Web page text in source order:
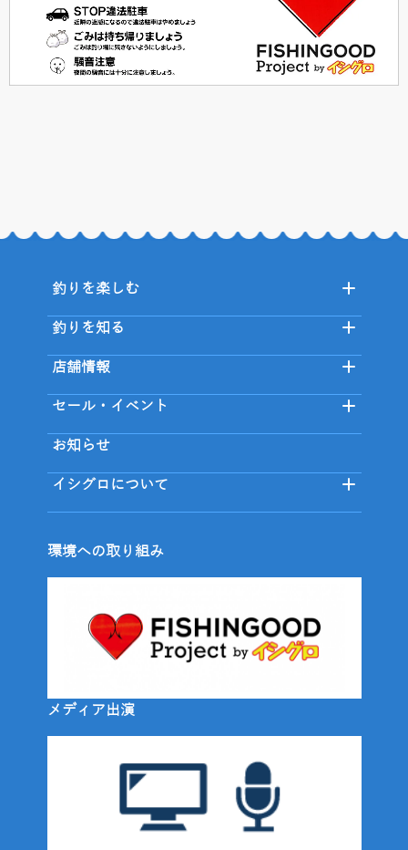
釣りを楽しむ
釣りを知る
店舗情報
セール・イベント
お知らせ
イシグロについて
環境への取り組み
メディア出演